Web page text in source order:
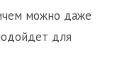
можно даже
для